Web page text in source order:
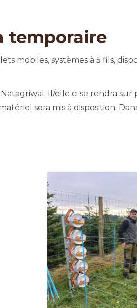
temporaire
mobiles, systèmes à 5 fils,
Il/elle ci se rendra sur
sera mis à disposition.